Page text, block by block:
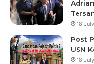
18
Post
USN
18